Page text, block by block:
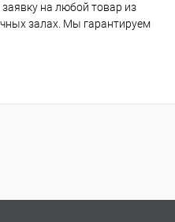
на любой товар из
залах. Мы гарантируем